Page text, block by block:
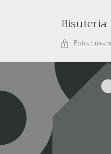
Bisuteria
Entrar